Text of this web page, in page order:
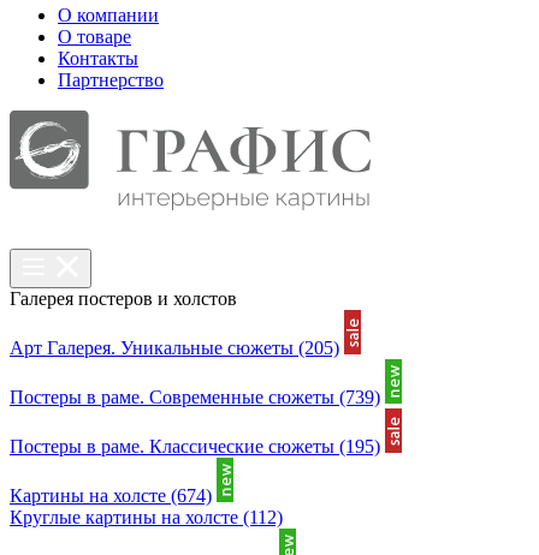
О компании
О товаре
Контакты
Партнерcтво
Галерея постеров и холстов
Арт Галерея. Уникальные сюжеты (205)
Постеры в раме. Современные сюжеты (739)
Постеры в раме. Классические сюжеты (195)
Картины на холсте (674)
Круглые картины на холсте (112)